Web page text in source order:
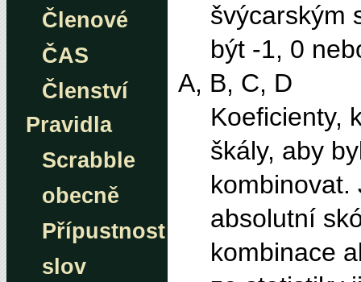
Členové
ČAS
Členství
Pravidla
Scrabble
obecně
Přípustnost
slov
švýcarským
být -1, 0
A, B, C, D
Koeficienty,
škály, aby
kombinovat.
absolutní
kombinace